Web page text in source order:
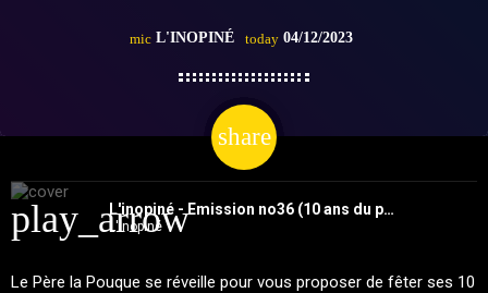
mic L'INOPINÉ today 04/12/2023
share
email
play_arrow L'inopiné - Emission no36 (10 ans du père Lapouque au Bazarnaom)
L'inopiné
Le Père la Pouque se réveille pour vous proposer de fêter ses 10